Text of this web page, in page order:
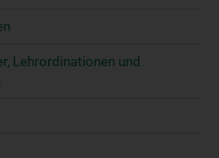
Lehrordinationen und